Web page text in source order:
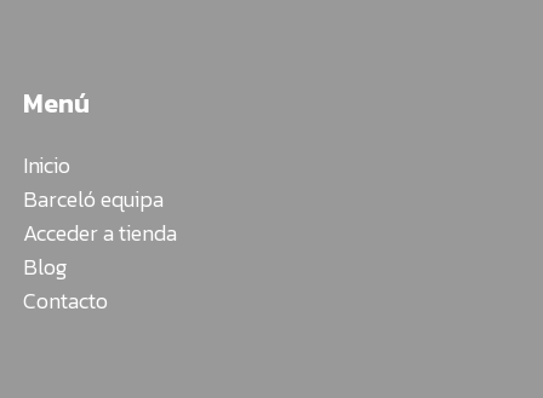
Menú
Inicio
Barceló equipa
Acceder a tienda
Blog
Contacto